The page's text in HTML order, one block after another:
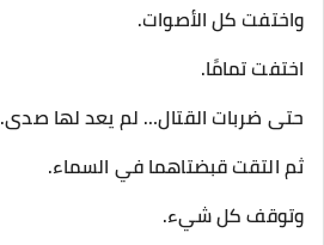
واختفت كل الأصوات.
اختفت تمامًا.
حتى ضربات القتال… لم يعد لها صدى.
ثم التقت قبضتاهما في السماء.
وتوقف كل شيء.